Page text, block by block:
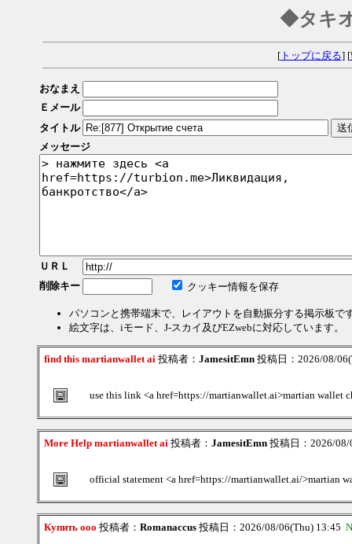
◆タキ
[トップに戻る] [
おなまえ
Ｅメール
タイトル
メッセージ
ＵＲＬ
削除キー
クッキー情報を保存
パソコンと携帯端末で、レイアウトを自動振分する掲示板で
絵文字は、iモード、J-スカイ及びEZwebに対応しています。
find this martianwallet ai 投稿者： JamesitEmn 投稿日：2026/08/
use this link <a href=https://martianwallet.ai>martian wallet
More Help martianwallet ai 投稿者： JamesitEmn 投稿日：2026/
official statement <a href=https://martianwallet.ai/>martian
Купить ооо 投稿者： Romanaccus 投稿日：2026/08/06(Thu) 13:45